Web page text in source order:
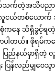
းနဲ့ ပတ်သက်တဲ့အသိ
လူငယ်တစ်ယေ
စုံကနေ သိရှိခွ
ပါတယ်။ ဖိုရမ်
နယ်မှာရှိတဲ့ လူ
ပြန်လည်မျှဝေသွ